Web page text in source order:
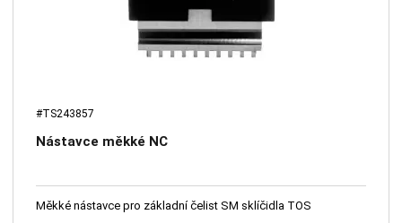
#TS243857
Nástavce měkké NC
Měkké nástavce pro základní čelist SM sklíčidla TOS